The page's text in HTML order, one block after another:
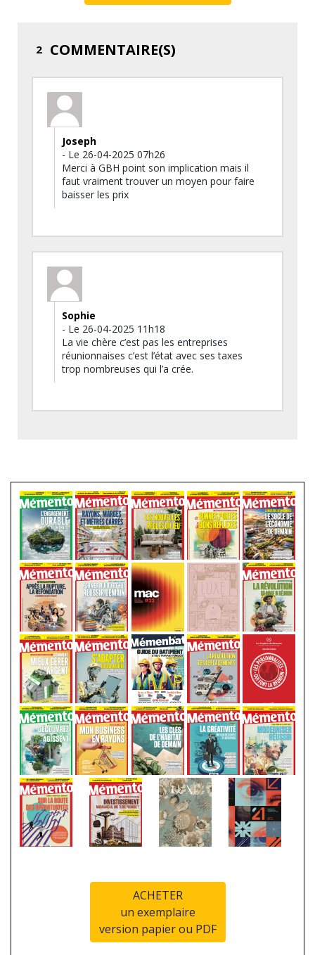
2 COMMENTAIRE(S)
Joseph
- Le 26-04-2025 07h26
Merci à GBH point son implication mais il
faut vraiment trouver un moyen pour faire
baisser les prix
Sophie
- Le 26-04-2025 11h18
La vie chère c’est pas les entreprises
réunionnaises c’est l’état avec ses taxes
trop nombreuses qui l’a crée.
ACHETER
un exemplaire
version papier ou PDF